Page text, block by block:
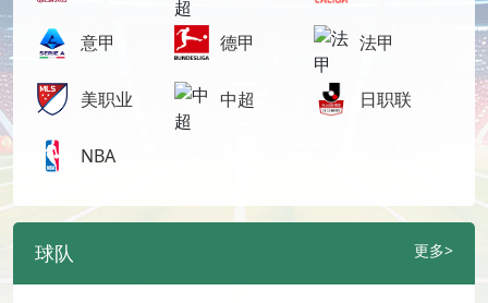
意甲 德甲 法甲
美职业 中超 日职联
NBA
球队 更多>